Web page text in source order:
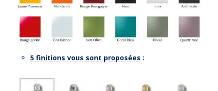
5 finitions vous sont proposées :